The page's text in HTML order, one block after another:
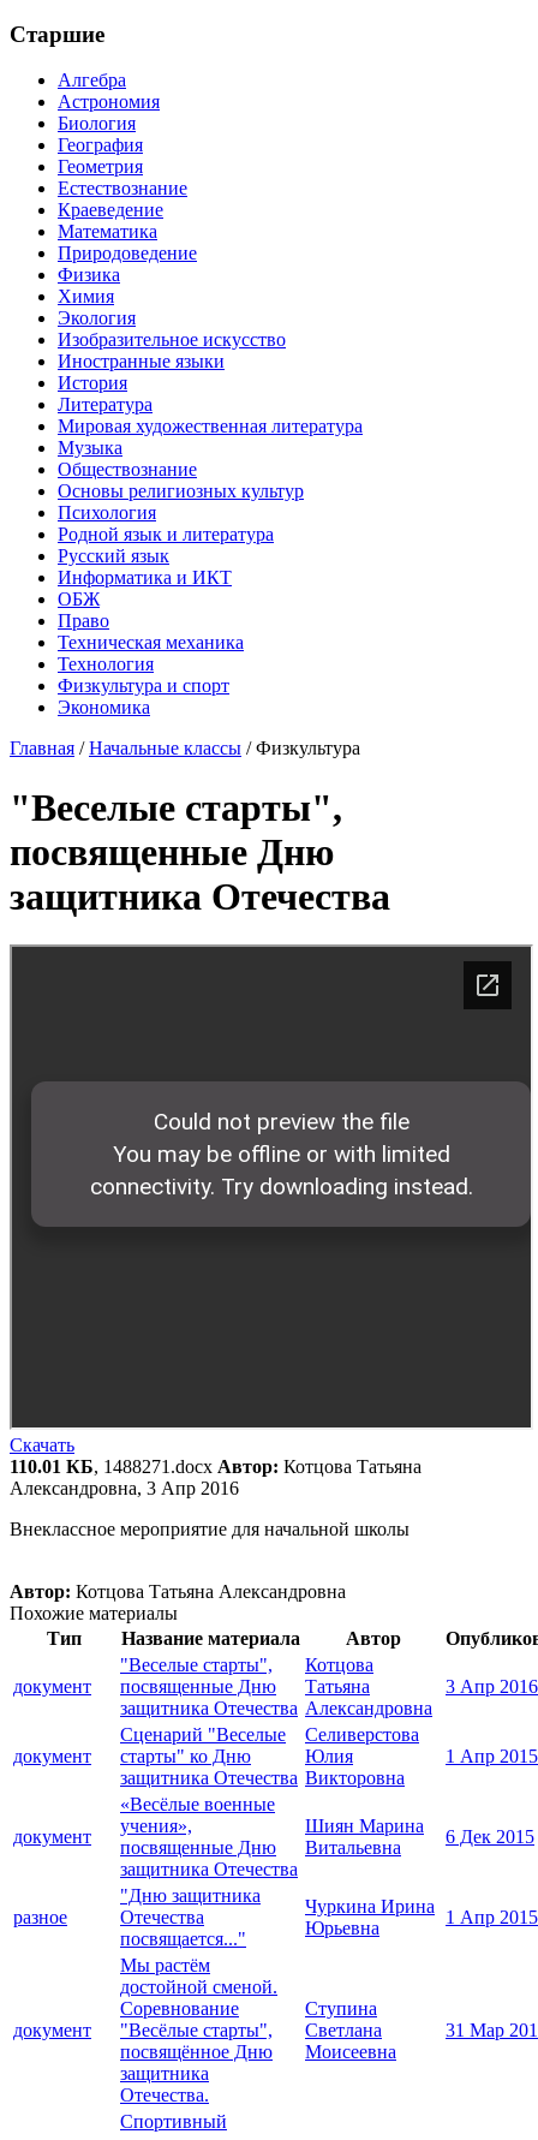
Старшие
Алгебра
Астрономия
Биология
География
Геометрия
Естествознание
Краеведение
Математика
Природоведение
Физика
Химия
Экология
Изобразительное искусство
Иностранные языки
История
Литература
Мировая художественная литература
Музыка
Обществознание
Основы религиозных культур
Психология
Родной язык и литература
Русский язык
Информатика и ИКТ
ОБЖ
Право
Техническая механика
Технология
Физкультура и спорт
Экономика
Главная /Начальные классы /Физкультура
"Веселые старты",
посвященные Дню
защитника Отечества
Скачать
110.01 КБ, 1488271.docx Автор: Котцова Татьяна
Александровна, 3 Апр 2016
Внеклассное мероприятие для начальной школы
Автор: Котцова Татьяна Александровна
Похожие материалы
Тип
Название материала Автор
документ
"Веселые старты",
посвященные Дню
защитника Отечества
Котцова
Татьяна
Александровна
3 Апр 2016
документ
Сценарий "Веселые
старты" ко Дню
защитника Отечества
Селиверстова
Юлия
Викторовна
1 Апр 2015
документ
«Весёлые военные
учения»,
посвященные Дню
защитника Отечества
Шиян Марина
Витальевна
6 Дек 2015
разное
"Дню защитника
Отечества
посвящается..."
Чуркина Ирина
Юрьевна
1 Апр 2015
документ
Мы растём
достойной сменой.
Соревнование
"Весёлые старты",
посвящённое Дню
защитника
Отечества.
Ступина
Светлана
Моисеевна
31 Мар
Спортивный